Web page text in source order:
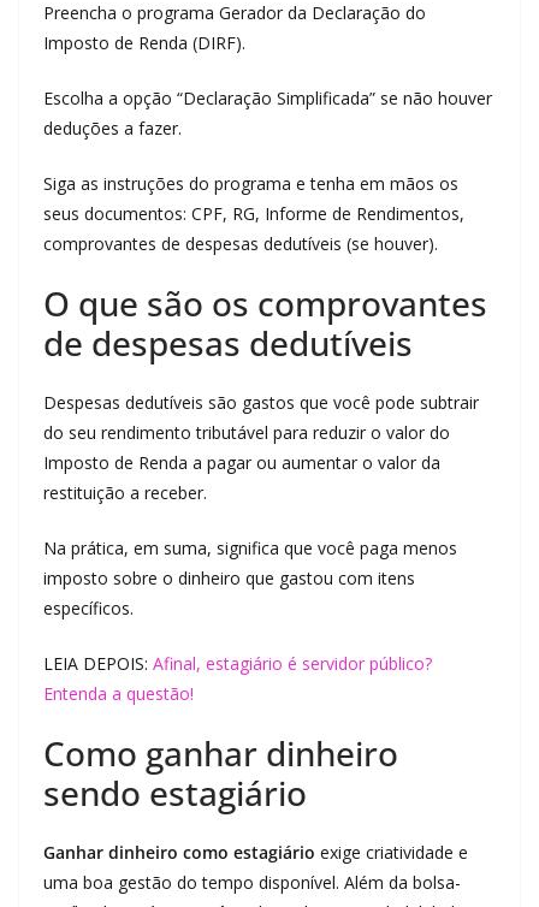
Preencha o programa Gerador da Declaração do
Imposto de Renda (DIRF).
Escolha a opção “Declaração Simplificada” se não houver
deduções a fazer.
Siga as instruções do programa e tenha em mãos os
seus documentos: CPF, RG, Informe de Rendimentos,
comprovantes de despesas dedutíveis (se houver).
O que são os comprovantes
de despesas dedutíveis
Despesas dedutíveis são gastos que você pode subtrair
do seu rendimento tributável para reduzir o valor do
Imposto de Renda a pagar ou aumentar o valor da
restituição a receber.
Na prática, em suma, significa que você paga menos
imposto sobre o dinheiro que gastou com itens
específicos.
LEIA DEPOIS: Afinal, estagiário é servidor público?
Entenda a questão!
Como ganhar dinheiro
sendo estagiário
Ganhar dinheiro como estagiário exige criatividade e
uma boa gestão do tempo disponível. Além da bolsa-